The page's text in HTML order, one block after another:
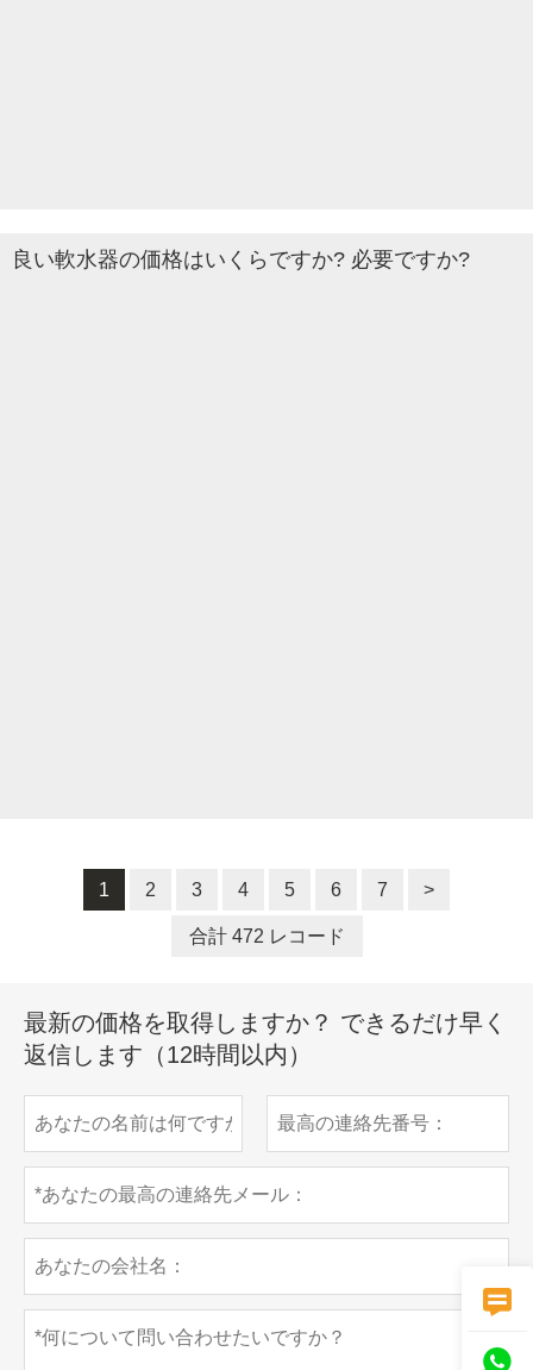
良い軟水器の価格はいくらですか? 必要ですか?
1 2 3 4 5 6 7 >
合計 472 レコード
最新の価格を取得しますか？ できるだけ早く
返信します（12時間以内）

